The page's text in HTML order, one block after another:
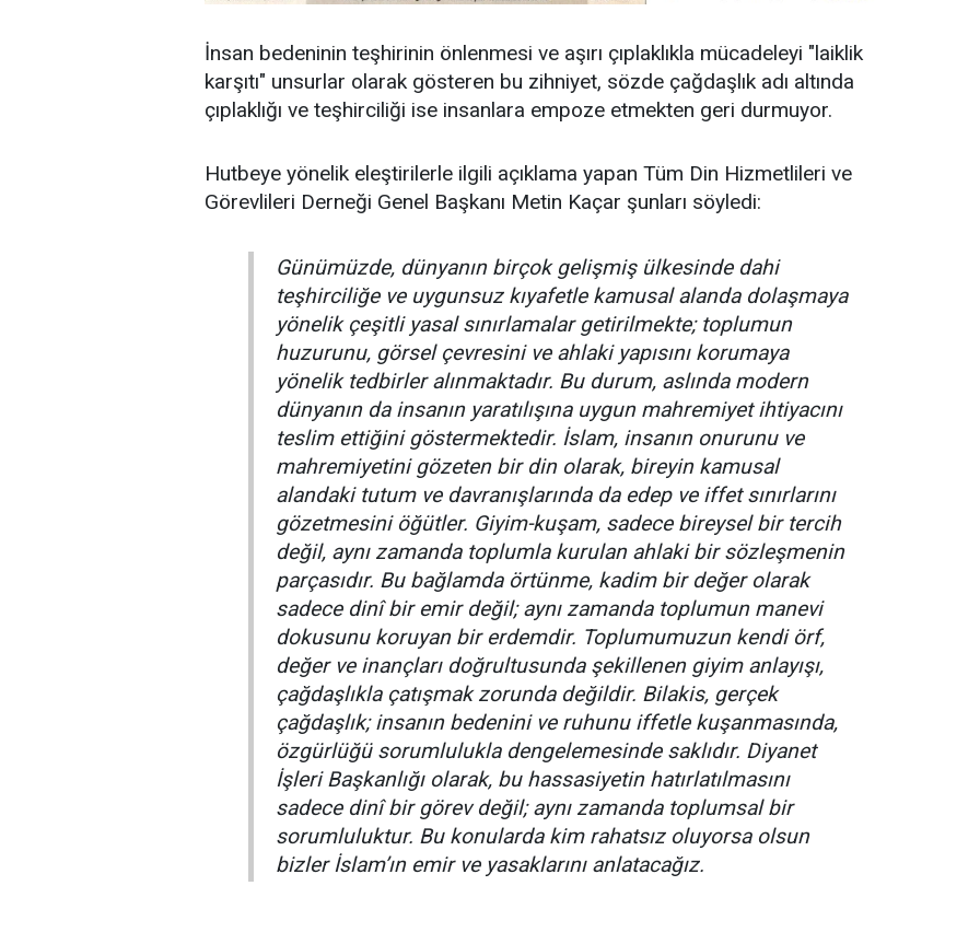
İnsan bedeninin teşhirinin önlenmesi ve aşırı çıplaklıkla mücadeleyi "laiklik
karşıtı" unsurlar olarak gösteren bu zihniyet, sözde çağdaşlık adı altında
çıplaklığı ve teşhirciliği ise insanlara empoze etmekten geri durmuyor.
Hutbeye yönelik eleştirilerle ilgili açıklama yapan Tüm Din Hizmetlileri ve
Görevlileri Derneği Genel Başkanı Metin Kaçar şunları söyledi:
Günümüzde, dünyanın birçok gelişmiş ülkesinde dahi
teşhirciliğe ve uygunsuz kıyafetle kamusal alanda dolaşmaya
yönelik çeşitli yasal sınırlamalar getirilmekte; toplumun
huzurunu, görsel çevresini ve ahlaki yapısını korumaya
yönelik tedbirler alınmaktadır. Bu durum, aslında modern
dünyanın da insanın yaratılışına uygun mahremiyet ihtiyacını
teslim ettiğini göstermektedir. İslam, insanın onurunu ve
mahremiyetini gözeten bir din olarak, bireyin kamusal
alandaki tutum ve davranışlarında da edep ve iffet sınırlarını
gözetmesini öğütler. Giyim-kuşam, sadece bireysel bir tercih
değil, aynı zamanda toplumla kurulan ahlaki bir sözleşmenin
parçasıdır. Bu bağlamda örtünme, kadim bir değer olarak
sadece dinî bir emir değil; aynı zamanda toplumun manevi
dokusunu koruyan bir erdemdir. Toplumumuzun kendi örf,
değer ve inançları doğrultusunda şekillenen giyim anlayışı,
çağdaşlıkla çatışmak zorunda değildir. Bilakis, gerçek
çağdaşlık; insanın bedenini ve ruhunu iffetle kuşanmasında,
özgürlüğü sorumlulukla dengelemesinde saklıdır. Diyanet
İşleri Başkanlığı olarak, bu hassasiyetin hatırlatılmasını
sadece dinî bir görev değil; aynı zamanda toplumsal bir
sorumluluktur. Bu konularda kim rahatsız oluyorsa olsun
bizler İslam’ın emir ve yasaklarını anlatacağız.